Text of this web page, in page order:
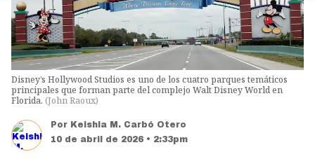
Disney’s Hollywood Studios es uno de los cuatro parques temáticos
principales que forman parte del complejo Walt Disney World en
Florida. (John Raoux)
Por Keishla M. Carbó Otero
10 de abril de 2026 • 2:33pm